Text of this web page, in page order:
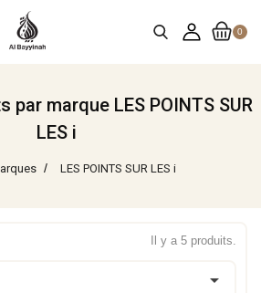
0
par marque LES POINTS SUR
LES i
LES POINTS SUR LES i
Il y a 5 produits.
